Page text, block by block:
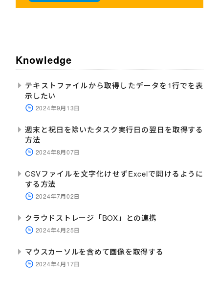
Knowledge
テキストファイルから取得したデータを1行でを表
示したい
2024年9月13日
週末と祝日を除いたタスク実行日の翌日を取得する
方法
2024年8月07日
CSVファイルを文字化けせずExcelで開けるように
する方法
2024年7月02日
クラウドストレージ「BOX」との連携
2024年4月25日
マウスカーソルを含めて画像を取得する
2024年4月17日